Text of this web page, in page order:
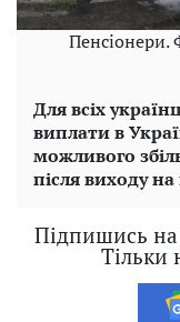
Пенсіонери.
Для всіх
виплати в
можливого
після виходу
Підпишись на
Тільки